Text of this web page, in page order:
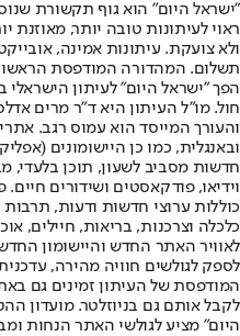
"ישראל היום" הוא גוף תקשורת
ראוי לעיתונות טובה יותר, מאוזנת
ולא צועקת. עיתונות אמינה,
הפך "ישראל היום" לעיתון
חול. מו"ל העיתון היא ד"ר מרים
והעורך המייסד הוא עמוס רגב.
חדשות מסביב לשעון, תוכן בלעדי,
וידיאו, פודקאסטים ושידורים
כוללות ערוצי חדשות ודעות, תרבות
לאוויר האתר החדש והיישומון
לספק לגולשים חוויה מהירה,
המודפסת של העיתון זמינים גם
לקבל אותם גם בניוזלטר. מועדון
היום" מציע לגולשי האתר הנחות